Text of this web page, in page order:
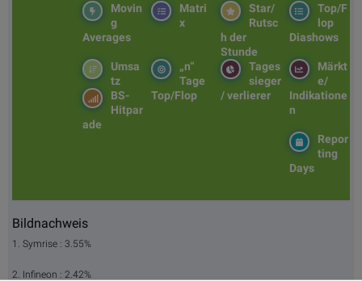
Top/F
lop
Diashows
Star/
Rutsc
h der
Stunde
Matri
x
Movin
g
Averages
Märkt
e/
Indikatione
n
Tages
sieger
/ verlierer
„n“
Tage
Top/Flop
Umsa
tz
BS-
Hitpar
ade
Repor
ting
Days
Bildnachweis
1. Symrise : 3.55%
2. Infineon : 2.42%